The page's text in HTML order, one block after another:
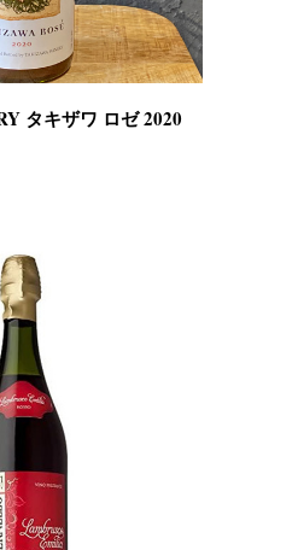
タキザワ ロゼ 2020